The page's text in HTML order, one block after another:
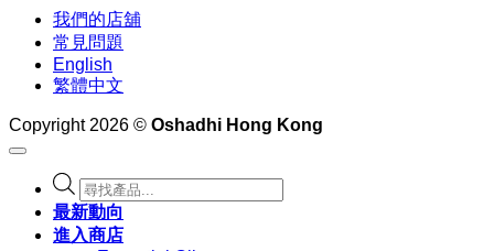
我們的店舖
常見問題
English
繁體中文
Copyright 2026 © Oshadhi Hong Kong
Products
search
最新動向
進入商店